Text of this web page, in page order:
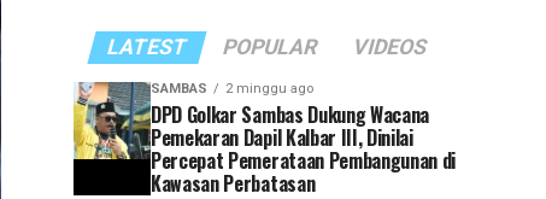
LATEST POPULAR VIDEOS
SAMBAS 2 minggu ago
DPD Golkar Sambas Dukung Wacana
Pemekaran Dapil Kalbar III, Dinilai
Percepat Pemerataan Pembangunan di
Kawasan Perbatasan